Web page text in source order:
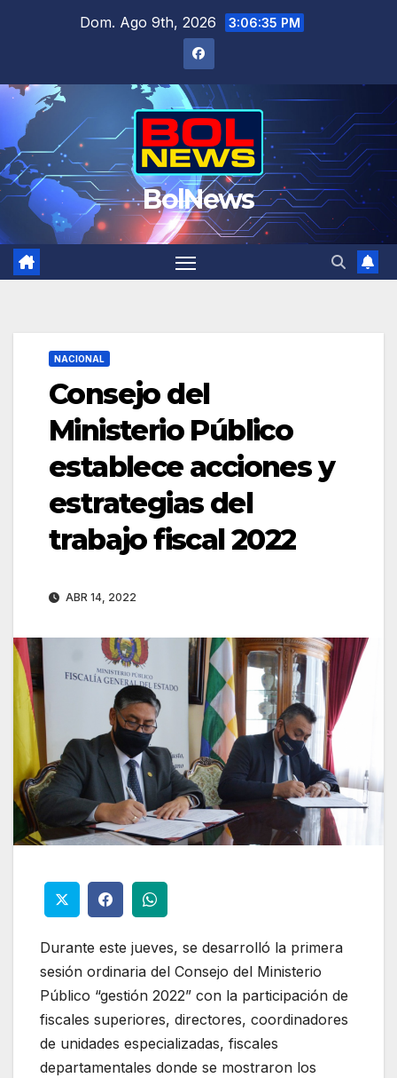
Dom. Ago 9th, 2026 3:06:35 PM
BolNews
NACIONAL
Consejo del
Ministerio Público
establece acciones y
estrategias del
trabajo fiscal 2022
ABR 14, 2022
Durante este jueves, se desarrolló la primera
sesión ordinaria del Consejo del Ministerio
Público “gestión 2022” con la participación de
fiscales superiores, directores, coordinadores
de unidades especializadas, fiscales
departamentales donde se mostraron los